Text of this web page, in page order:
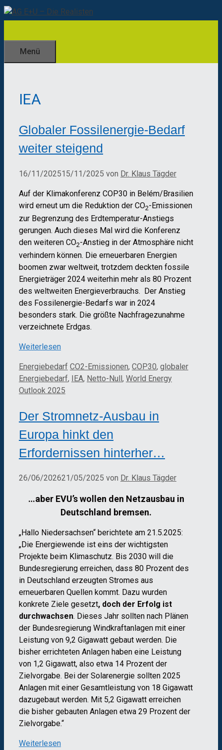
Zum
Inhalt
Menü
IEA
Globaler Fossilenergie-Bedarf
weiter steigend
16/11/202515/11/2025 von Dr. Klaus Tägder
Auf der Klimakonferenz COP30 in Belém/Brasilien
wird erneut um die Reduktion der CO2-Emissionen
zur Begrenzung des Erdtemperatur-Anstiegs
gerungen. Auch dieses Mal wird die Konferenz
den weiteren CO2-Anstieg in der Atmosphäre nicht
verhindern können. Die erneuerbaren Energien
boomen zwar weltweit, trotzdem deckten fossile
Energieträger 2024 weiterhin mehr als 80 Prozent
des weltweiten Energieverbrauchs. Der Anstieg
des Fossilenergie-Bedarfs war in 2024
besonders stark. Die größte Nachfragezunahme
verzeichnete Erdgas.
Weiterlesen
Kategorien
Energiebedarf Schlagwörter
CO2-Emissionen, COP30, globaler
Energiebedarf, IEA, Netto-Null, World Energy
Outlook 2025
Der Stromnetz-Ausbau in
Europa hinkt den
Erfordernissen hinterher…
26/06/202621/05/2025 von Dr. Klaus Tägder
…aber EVU’s wollen den Netzausbau in
Deutschland bremsen.
„Hallo Niedersachsen“ berichtete am 21.5.2025:
„Die Energiewende ist eins der wichtigsten
Projekte beim Klimaschutz. Bis 2030 will die
Bundesregierung erreichen, dass 80 Prozent des
in Deutschland erzeugten Stromes aus
erneuerbaren Quellen kommt. Dazu wurden
konkrete Ziele gesetzt, doch der Erfolg ist
durchwachsen. Dieses Jahr sollten nach Plänen
der Bundesregierung Windkraftanlagen mit einer
Leistung von 9,2 Gigawatt gebaut werden. Die
bisher errichteten Anlagen haben eine Leistung
von 1,2 Gigawatt, also etwa 14 Prozent der
Zielvorgabe. Bei der Solarenergie sollten 2025
Anlagen mit einer Gesamtleistung von 18 Gigawatt
dazugebaut werden. Mit 5,2 Gigawatt erreichen
die bisher gebauten Anlagen etwa 29 Prozent der
Zielvorgabe.“
Weiterlesen